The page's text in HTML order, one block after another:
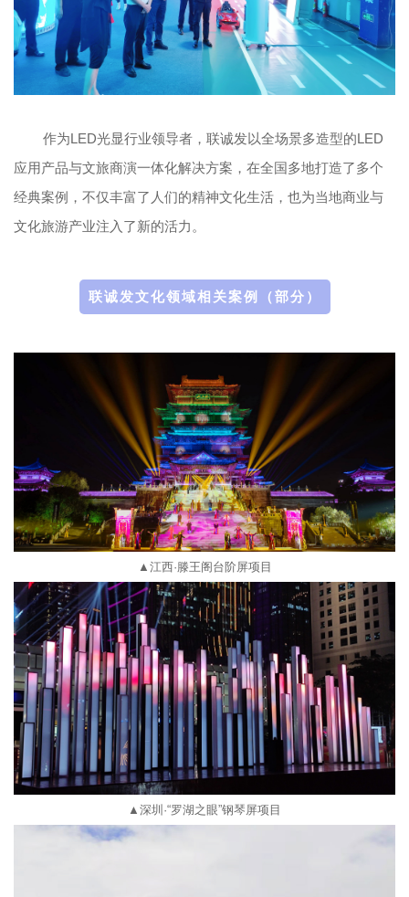
作为LED光显行业领导者，联诚发以全场景多造型的LED
应用产品与文旅商演一体化解决方案，在全国多地打造了多个
经典案例，不仅丰富了人们的精神文化生活，也为当地商业与
文化旅游产业注入了新的活力。
联诚发文化领域相关案例（部分）
▲江西·滕王阁台阶屏项目
▲深圳 ·“罗湖之眼”钢琴屏项目